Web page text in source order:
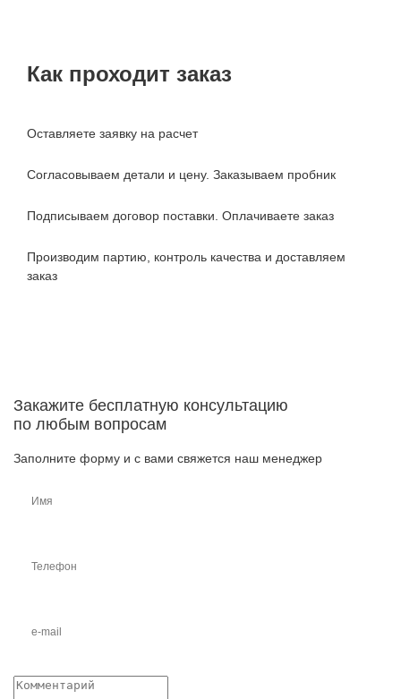
Как проходит заказ
Оставляете заявку на расчет
Согласовываем детали и цену. Заказываем пробник
Подписываем договор поставки. Оплачиваете заказ
Производим партию, контроль качества и доставляем
заказ
Закажите бесплатную консультацию
по любым вопросам
Заполните форму и с вами свяжется наш менеджер